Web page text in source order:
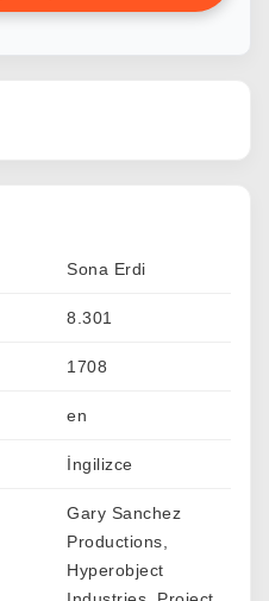
Sona Erdi
8.301
1708
en
İngilizce
Gary Sanchez
Productions,
Hyperobject